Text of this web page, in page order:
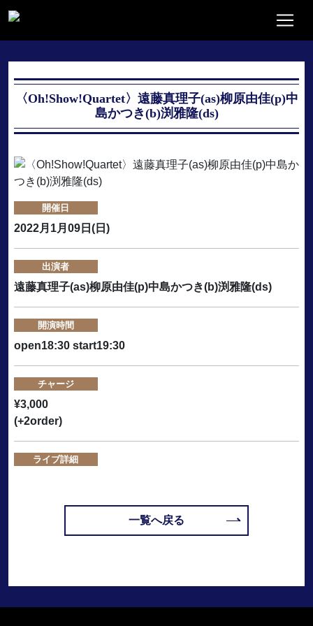
〈Oh!Show!Quartet〉遠藤真理子(as)柳原由佳(p)中
島かつき(b)渕雅隆(ds)
開催日
2022月1月09日(日)
出演者
遠藤真理子(as)柳原由佳(p)中島かつき(b)渕雅隆(ds)
開演時間
open18:30 start19:30
チャージ
¥3,000
(+2order)
ライブ詳細
一覧へ戻る